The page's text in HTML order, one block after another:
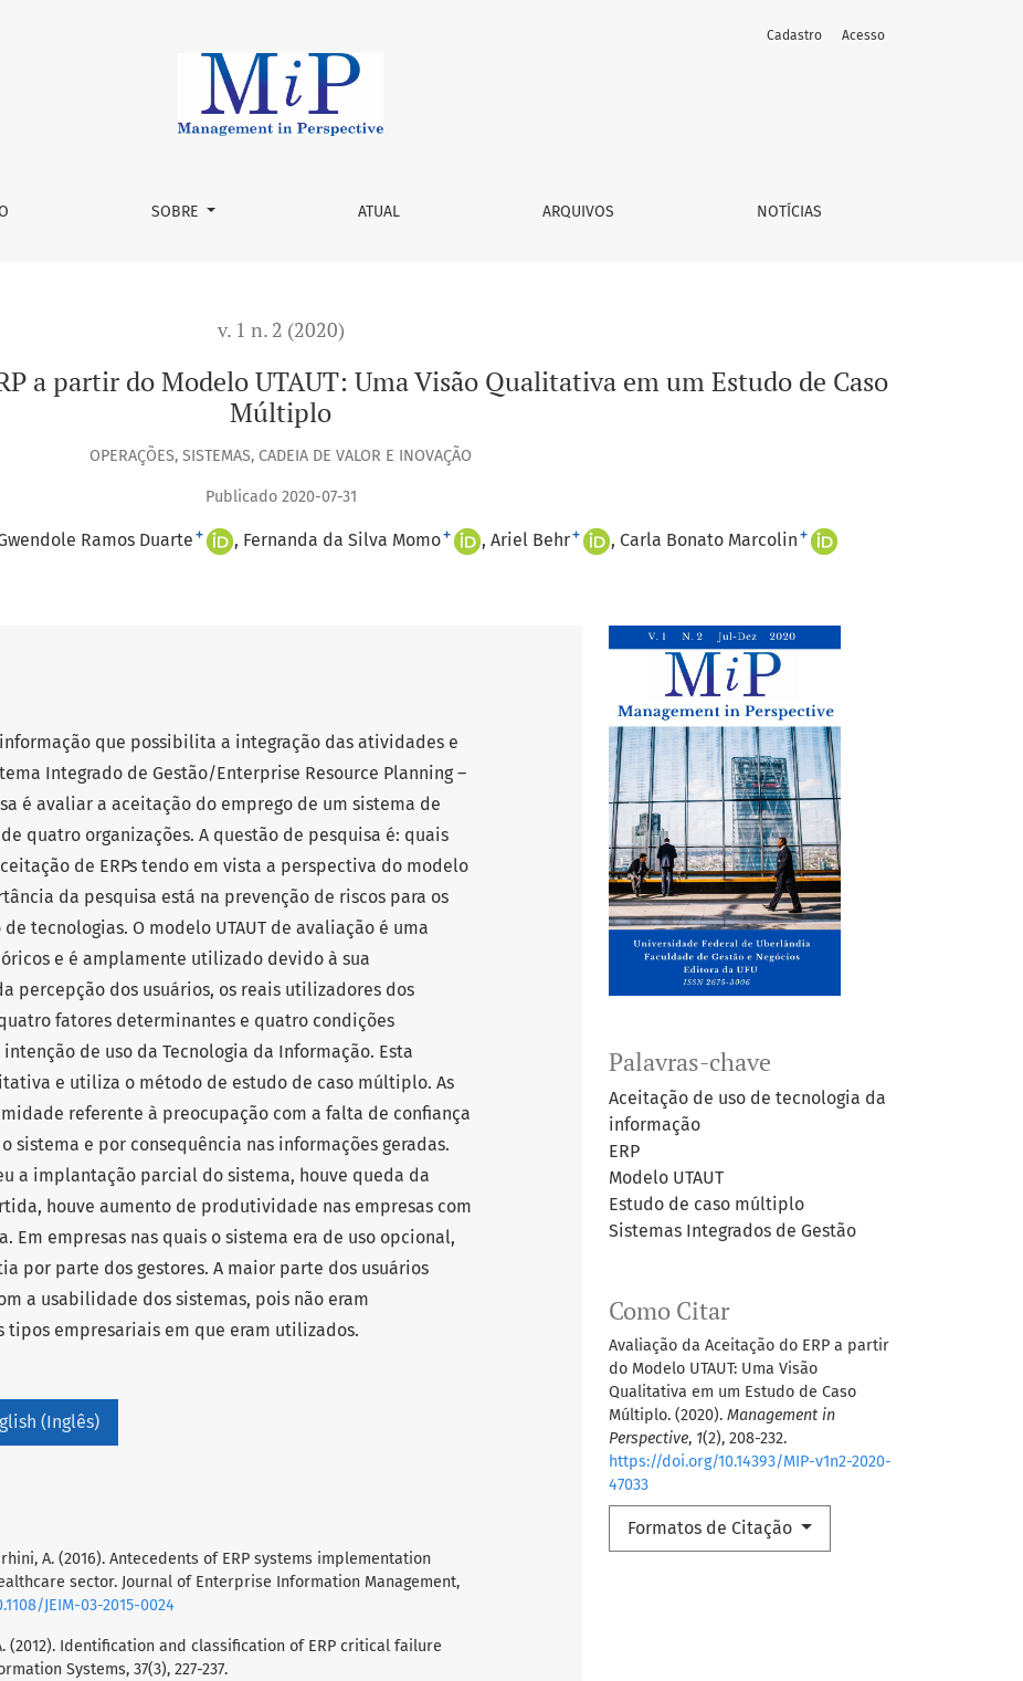
UTAUT: Uma Visão Qualitativa em um Estudo de Caso Múltiplo
SOBRE ATUAL ARQUIVOS NOTÍCIAS
Cadastro Acesso
v. 1 n. 2 (2020)
a partir do Modelo UTAUT: Uma Visão Qualitativa em um Estudo de Caso
Múltiplo
OPERAÇÕES, SISTEMAS, CADEIA DE VALOR E INOVAÇÃO
Publicado 2020-07-31
Ramos Duarte + Fernanda da Silva Momo+ Ariel Behr+ Carla Bonato Marcolin +
Palavras-chave
Aceitação de uso de tecnologia da
informação
ERP
Modelo UTAUT
Estudo de caso múltiplo
Sistemas Integrados de Gestão
Como Citar
Avaliação da Aceitação do ERP a partir
do Modelo UTAUT: Uma Visão
Qualitativa em um Estudo de Caso
Múltiplo. (2020). Management in
Perspective, 1(2), 208-232.
https://doi.org/10.14393/MIP-v1n2-2020-
47033
Formatos de Citação
que possibilita a integração das atividades e
Integrado de Gestão/Enterprise Resource Planning –
é avaliar a aceitação do emprego de um sistema de
quatro organizações. A questão de pesquisa é: quais
de ERPs tendo em vista a perspectiva do modelo
da pesquisa está na prevenção de riscos para os
tecnologias. O modelo UTAUT de avaliação é uma
e é amplamente utilizado devido à sua
percepção dos usuários, os reais utilizadores dos
fatores determinantes e quatro condições
de uso da Tecnologia da Informação. Esta
e utiliza o método de estudo de caso múltiplo. As
referente à preocupação com a falta de confiança
sistema e por consequência nas informações geradas.
a implantação parcial do sistema, houve queda da
houve aumento de produtividade nas empresas com
Em empresas nas quais o sistema era de uso opcional,
por parte dos gestores. A maior parte dos usuários
a usabilidade dos sistemas, pois não eram
tipos empresariais em que eram utilizados.
(Inglês)
A. (2016). Antecedents of ERP systems implementation
sector. Journal of Enterprise Information Management,
JEIM-03-2015-0024
(2012). Identification and classification of ERP critical failure
Systems, 37(3), 227-237.